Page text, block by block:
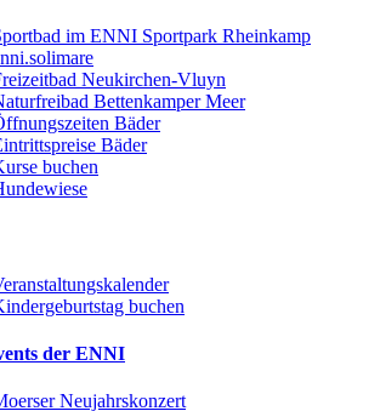
im ENNI Sportpark Rheinkamp
Neukirchen-Vluyn
Bettenkamper Meer
Bäder
Bäder
buchen
buchen
der ENNI
Neujahrskonzert